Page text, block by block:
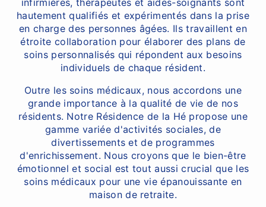
infirmières, thérapeutes et aides-soignants sont
hautement qualifiés et expérimentés dans la prise
en charge des personnes âgées. Ils travaillent en
étroite collaboration pour élaborer des plans de
soins personnalisés qui répondent aux besoins
individuels de chaque résident.
Outre les soins médicaux, nous accordons une
grande importance à la qualité de vie de nos
résidents. Notre Résidence de la Hé propose une
gamme variée d'activités sociales, de
divertissements et de programmes
d'enrichissement. Nous croyons que le bien-être
émotionnel et social est tout aussi crucial que les
soins médicaux pour une vie épanouissante en
maison de retraite.